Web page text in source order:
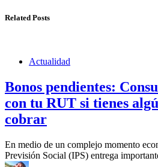
Related Posts
Actualidad
Bonos pendientes:
con tu RUT si tienes
cobrar
En medio de un complejo momento
Previsión Social (IPS) entrega